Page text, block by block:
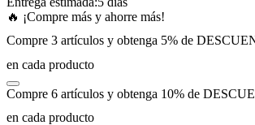
panel
panel
panel
🔥 ¡Compre más y ahorre más!
Compre 3 artículos y obtenga 5% de
en cada producto
Compre 6 artículos y obtenga 10% de
en cada producto